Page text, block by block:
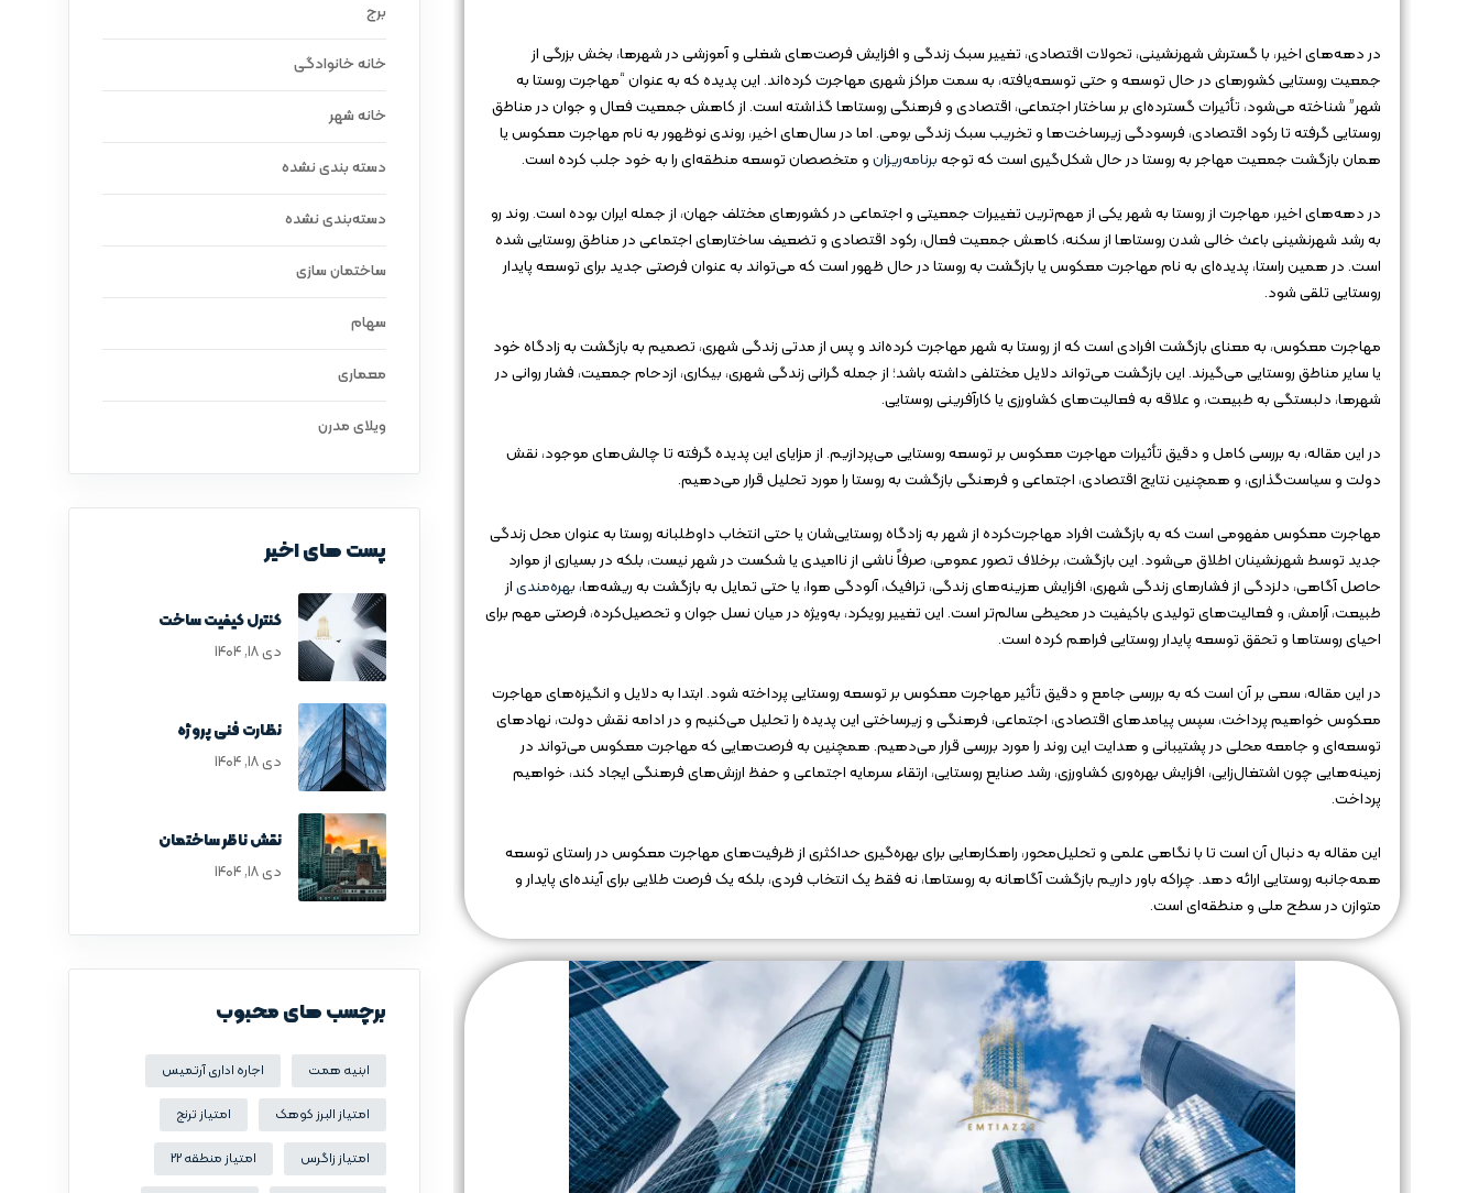
در دهه‌های اخیر، با گسترش شهرنشینی، تحولات اقتصادی، تغییر سبک زندگی و افزایش فرصت‌های شغلی و آموزشی در شهرها، بخش بزرگی از
جمعیت روستایی کشورهای در حال توسعه و حتی توسعه‌یافته، به سمت مراکز شهری مهاجرت کرده‌اند. این پدیده که به عنوان “مهاجرت روستا به
شهر” شناخته می‌شود، تأثیرات گسترده‌ای بر ساختار اجتماعی، اقتصادی و فرهنگی روستاها گذاشته است. از کاهش جمعیت فعال و جوان در مناطق
روستایی گرفته تا رکود اقتصادی، فرسودگی زیرساخت‌ها و تخریب سبک زندگی بومی. اما در سال‌های اخیر، روندی نوظهور به نام مهاجرت معکوس یا
همان بازگشت جمعیت مهاجر به روستا در حال شکل‌گیری است که توجهبرنامه‌ریزانو متخصصان توسعه منطقه‌ای را به خود جلب کرده است.
در دهه‌های اخیر، مهاجرت از روستا به شهر یکی از مهم‌ترین تغییرات جمعیتی و اجتماعی در کشورهای مختلف جهان، از جمله ایران بوده است. روند رو
به رشد شهرنشینی باعث خالی شدن روستاها از سکنه، کاهش جمعیت فعال، رکود اقتصادی و تضعیف ساختارهای اجتماعی در مناطق روستایی شده
است. در همین راستا، پدیده‌ای به نام مهاجرت معکوس یا بازگشت به روستا در حال ظهور است که می‌تواند به عنوان فرصتی جدید برای توسعه پایدار
روستایی تلقی شود.
مهاجرت معکوس، به معنای بازگشت افرادی است که از روستا به شهر مهاجرت کرده‌اند و پس از مدتی زندگی شهری، تصمیم به بازگشت به زادگاه خود
یا سایر مناطق روستایی می‌گیرند. این بازگشت می‌تواند دلایل مختلفی داشته باشد؛ از جمله گرانی زندگی شهری، بیکاری، ازدحام جمعیت، فشار روانی در
شهرها، دلبستگی به طبیعت، و علاقه به فعالیت‌های کشاورزی یا کارآفرینی روستایی.
در این مقاله، به بررسی کامل و دقیق تأثیرات مهاجرت معکوس بر توسعه روستایی می‌پردازیم. از مزایای این پدیده گرفته تا چالش‌های موجود، نقش
دولت و سیاست‌گذاری، و همچنین نتایج اقتصادی، اجتماعی و فرهنگی بازگشت به روستا را مورد تحلیل قرار می‌دهیم.
مهاجرت معکوس مفهومی است که به بازگشت افراد مهاجرت‌کرده از شهر به زادگاه روستایی‌شان یا حتی انتخاب داوطلبانه روستا به عنوان محل زندگی
جدید توسط شهرنشینان اطلاق می‌شود. این بازگشت، برخلاف تصور عمومی، صرفاً ناشی از ناامیدی یا شکست در شهر نیست، بلکه در بسیاری از موارد
حاصل آگاهی، دلزدگی از فشارهای زندگی شهری، افزایش هزینه‌های زندگی، ترافیک، آلودگی هوا، یا حتی تمایل به بازگشت به ریشه‌ها، بهره‌مندیاز
طبیعت، آرامش، و فعالیت‌های تولیدی باکیفیت در محیطی سالم‌تر است. این تغییر رویکرد، به‌ویژه در میان نسل جوان و تحصیل‌کرده، فرصتی مهم برای
احیای روستاها و تحقق توسعه پایدار روستایی فراهم کرده است.
در این مقاله، سعی بر آن است که به بررسی جامع و دقیق تأثیر مهاجرت معکوس بر توسعه روستایی پرداخته شود. ابتدا به دلایل و انگیزه‌های مهاجرت
معکوس خواهیم پرداخت، سپس پیامدهای اقتصادی، اجتماعی، فرهنگی و زیرساختی این پدیده را تحلیل می‌کنیم و در ادامه نقش دولت، نهادهای
توسعه‌ای و جامعه محلی در پشتیبانی و هدایت این روند را مورد بررسی قرار می‌دهیم. همچنین به فرصت‌هایی که مهاجرت معکوس می‌تواند در
زمینه‌هایی چون اشتغال‌زایی، افزایش بهره‌وری کشاورزی، رشد صنایع روستایی، ارتقاء سرمایه اجتماعی و حفظ ارزش‌های فرهنگی ایجاد کند، خواهیم
پرداخت.
این مقاله به دنبال آن است تا با نگاهی علمی و تحلیل‌محور، راهکارهایی برای بهره‌گیری حداکثری از ظرفیت‌های مهاجرت معکوس در راستای توسعه
همه‌جانبه روستایی ارائه دهد. چراکه باور داریم بازگشت آگاهانه به روستاها، نه فقط یک انتخاب فردی، بلکه یک فرصت طلایی برای آینده‌ای پایدار و
متوازن در سطح ملی و منطقه‌ای است.
برج
خانه خانوادگی
خانه شهر
دسته بندی نشده
دسته‌بندی نشده
ساختمان سازی
سهام
معماری
ویلای مدرن
پست های اخیر
کنترل کیفیت ساخت
دی ۱۸, ۱۴۰۴
نظارت فنی پروژه
دی ۱۸, ۱۴۰۴
نقش ناظر ساختمان
دی ۱۸, ۱۴۰۴
برچسب های محبوب
ابنیه همت اجاره اداری آرتمیس
امتیاز البرز کوهک امتیاز ترنج
امتیاز زاگرس امتیاز منطقه 22